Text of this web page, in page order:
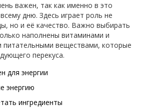
важен, так как именно в это
дню. Здесь играет роль не
но и её качество. Важно выбирать
наполнены витаминами и
питательными веществами, которые
перекуса.
для энергии
энергию
ингредиенты